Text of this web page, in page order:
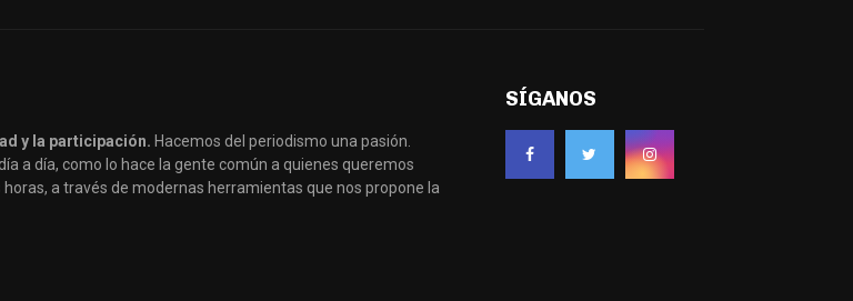
y la participación. Hacemos del periodismo una pasión.
a día, como lo hace la gente común a quienes queremos
a través de modernas herramientas que nos propone la
SÍGANOS